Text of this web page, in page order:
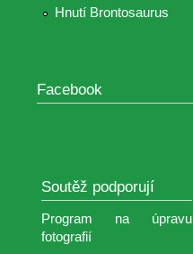
Hnutí Brontosaurus
Facebook
Soutěž podporují
Program na úpravu
fotografií